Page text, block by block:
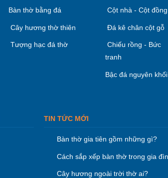
Bàn thờ bằng đá
Cây hương thờ thiên
Tượng hạc đá thờ
Cột nhà - Cột
Đá kê chân cột gỗ
Chiếu rồng - Bức
tranh
Bậc đá nguyên khối
TIN TỨC MỚI
Bàn thờ gia tiên gồm những gì?
Cách sắp xếp bàn thờ trong gia
Cây hương ngoài trời thờ ai?